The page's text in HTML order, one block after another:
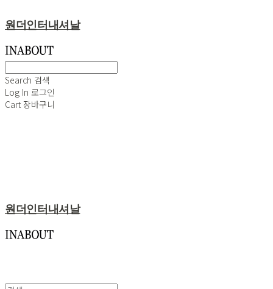
원더인터내셔날
Search 검색
Log In 로그인
Cart 장바구니
원더인터내셔날